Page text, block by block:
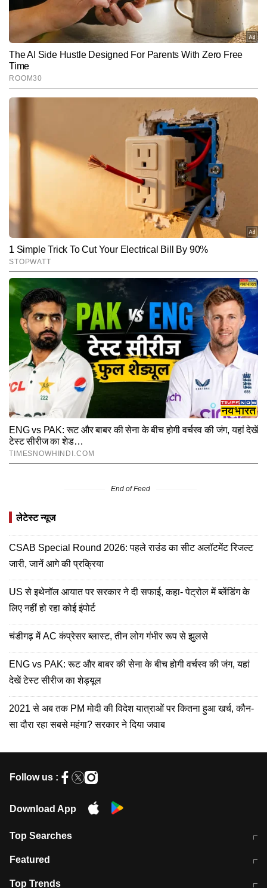
End of Feed
लेटेस्ट न्यूज
CSAB Special Round 2026: पहले राउंड का सीट अलॉटमेंट रिजल्ट
जारी, जानें आगे की प्रक्रिया
US से इथेनॉल आयात पर सरकार ने दी सफाई, कहा- पेट्रोल में ब्लेंडिंग के
लिए नहीं हो रहा कोई इंपोर्ट
चंडीगढ़ में AC कंप्रेसर ब्लास्ट, तीन लोग गंभीर रूप से झुलसे
ENG vs PAK: रूट और बाबर की सेना के बीच होगी वर्चस्व की जंग, यहां
देखें टेस्ट सीरीज का शेड्यूल
2021 से अब तक PM मोदी की विदेश यात्राओं पर कितना हुआ खर्च, कौन-
सा दौरा रहा सबसे महंगा? सरकार ने दिया जवाब
Follow us :
Download App
Top Searches
मुंबई में लगे 'जेन जी' के पोस्टर, लिखा- 'मैं
Featured
10 अगस्त को विधानसभा का घेराव करेंगे
Top Trends